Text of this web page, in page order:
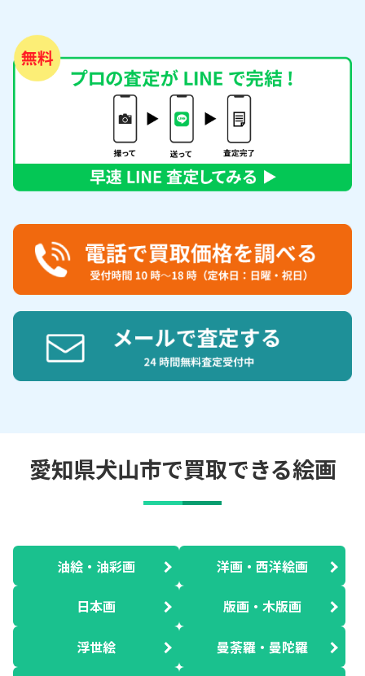
愛知県犬山市で買取できる絵画
油絵・油彩画 洋画・西洋絵画
日本画 版画・木版画
浮世絵 曼荼羅・曼陀羅